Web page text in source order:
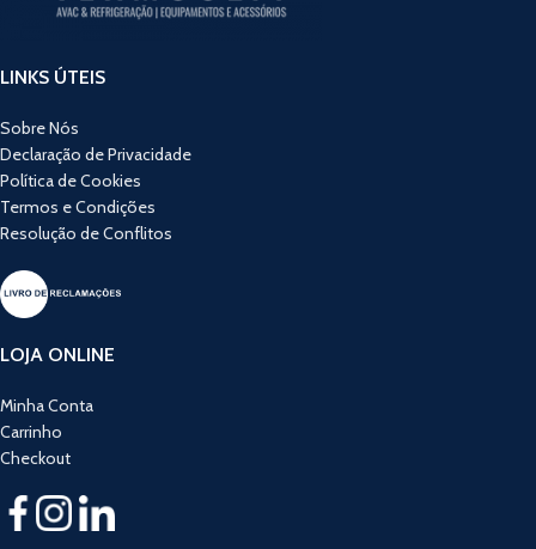
LINKS ÚTEIS
Sobre Nós
Declaração de Privacidade
Política de Cookies
Termos e Condições
Resolução de Conflitos
LOJA ONLINE
Minha Conta
Carrinho
Checkout